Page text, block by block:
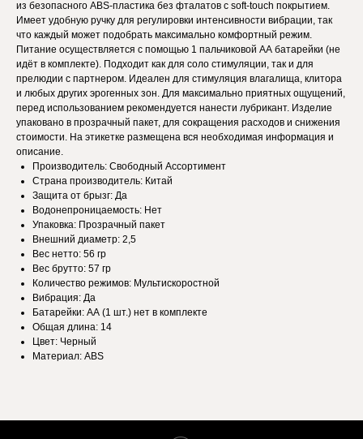
из безопасного ABS-пластика без фталатов с soft-touch покрытием.
Имеет удобную ручку для регулировки интенсивности вибрации, так
что каждый может подобрать максимально комфортный режим.
Питание осуществляется с помощью 1 пальчиковой АА батарейки (не
идёт в комплекте). Подходит как для соло стимуляции, так и для
прелюдии с партнером. Идеален для стимуляция влагалища, клитора
и любых других эрогенных зон. Для максимально приятных ощущений,
перед использованием рекомендуется нанести лубрикант. Изделие
упаковано в прозрачный пакет, для сокращения расходов и снижения
стоимости. На этикетке размещена вся необходимая информация и
описание.
Производитель: Свободный Ассортимент
Страна производитель: Китай
Защита от брызг: Да
Водонепроницаемость: Нет
Упаковка: Прозрачный пакет
Внешний диаметр: 2,5
Веc нетто: 56 гр
Веc брутто: 57 гр
Количество режимов: Мультискоростной
Вибрация: Да
Батарейки: АА (1 шт.) нет в комплекте
Общая длина: 14
Цвет: Черный
Материал: ABS